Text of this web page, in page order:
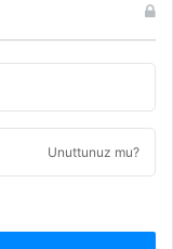
Unuttunuz mu?